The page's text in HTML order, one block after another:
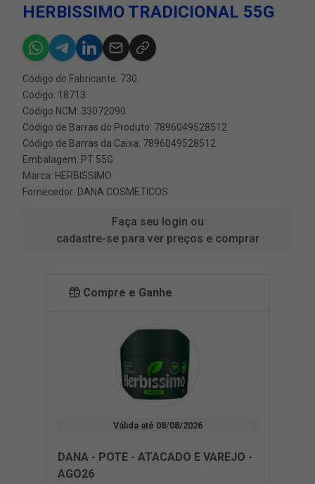
HERBISSIMO TRADICIONAL 55G
Código do Fabricante: 730
Código: 18713
Código NCM: 33072090
Código de Barras do Produto: 7896049528512
Código de Barras da Caixa: 7896049528512
Embalagem: PT 55G
Marca: HERBISSIMO
Fornecedor: DANA COSMETICOS
Faça seu login ou
cadastre-se para ver preços e comprar
Compre e Ganhe
Válida até 08/08/2026
DANA - POTE - ATACADO E VAREJO -
AGO26